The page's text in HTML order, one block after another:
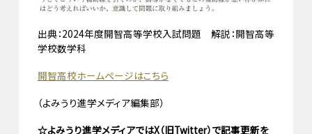
出典：2024年度開智高等学校入試問題 解説：開智高等
学校数学科
開智高校ホームページはこちら
（よみうり進学メディア編集部）
☆よみうり進学メディアではX（旧Twitter）で記事更新を